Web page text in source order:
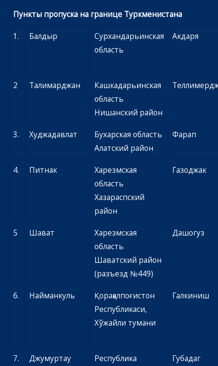
Пункты пропуска на границе Туркменистана
1. Балдыр
Сурхандарьинская
область
Акдаря
2 Талимарджан
Кашкадарьинская
область
Нишанский район
3. Худжадавлат
Бухарская область
Алатский район
Фарап
4. Питнак
Харезмская
область
Хазараспский
район
Газоджак
5 Шават
Харезмская
область
Шаватский район
(разъезд №449)
Дашогуз
6. Найманкуль
Қорақалпоғистон
Республикаси,
Хўжайли тумани
Галкиниш
7. Джумуртау
Республика
Губадаг